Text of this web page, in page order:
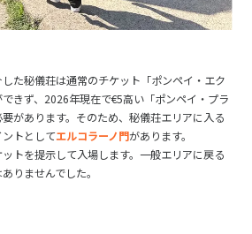
た秘儀荘は通常のチケット「ポンペイ・エク
きず、2026年現在で€5高い「ポンペイ・プラ
があります。そのため、秘儀荘エリアに入る
トとしてエルコラーノ門があります。
トを提示して入場します。一般エリアに戻る
りませんでした。